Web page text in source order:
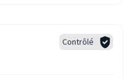
Contrôlé